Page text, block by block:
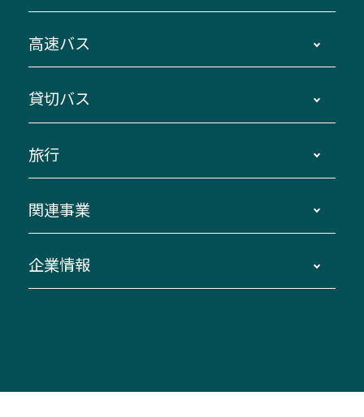
主要停留所案内図・時刻表
路線バスのご利用方法
三重交通接近情報バスロケーションシステム
ダイヤ改正情報
迂回・休止について
臨時バスについて
伊勢二見鳥羽周遊バスCANばす
「みえブルーライン」（三重大学病院直通バ
神都ライナー
高速バス
南紀・VISON～横浜・東京・埼玉
伊賀～名古屋
南紀～VISON～名古屋
湯の山温泉～名古屋
桑名・長島温泉・金城ふ頭駅～中部国際空港
（休止中）
お客様駐車場のご案内
貸切バス
貸切バスのご利用について
お問い合わせ
旅行
貸切バス団体旅行
美し国周遊ばす
関連事業
自家用自動車車両運行管理
企業情報